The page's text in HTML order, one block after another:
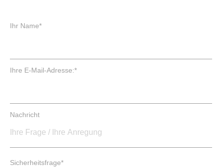
P
h
e
l
Ihr Name*
P
h
t
l
Ihre E-Mail-Adresse:*
Nachricht
P
Sicherheitsfrage*